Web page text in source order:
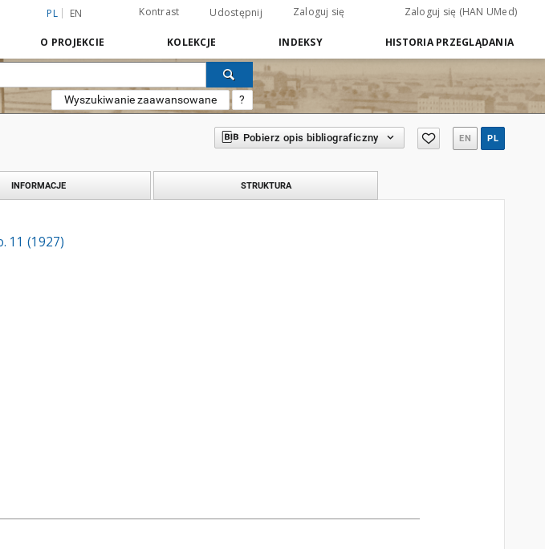
PL EN Kontrast Udostępnij Zaloguj się Zaloguj się (HAN UMed)
O PROJEKCIE KOLEKCJE INDEKSY HISTORIA PRZEGLĄDANIA
Wyszukiwanie zaawansowane ?
Pobierz opis bibliograficzny EN PL
INFORMACJE STRUKTURA
11 (1927)